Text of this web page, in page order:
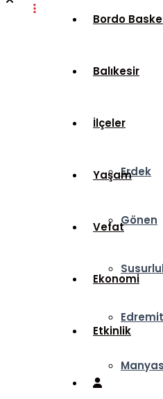
Bordo
Balıkesir
İlçeler
Erdek
Gönen
Edremit
Manyas
Yaşam
Vefat
Ekonomi
Etkinlik